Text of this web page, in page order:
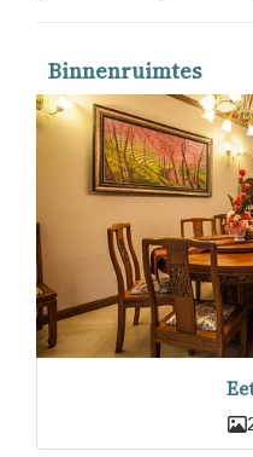
Binnenruimtes